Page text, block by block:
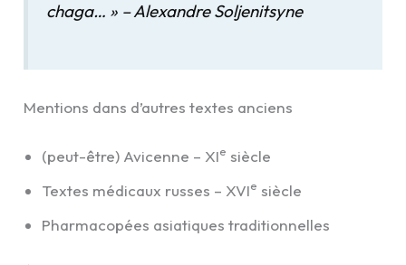
chaga… » – Alexandre Soljenitsyne
Mentions dans d’autres textes anciens
(peut-être) Avicenne – XIe siècle
Textes médicaux russes – XVIe siècle
Pharmacopées asiatiques traditionnelles